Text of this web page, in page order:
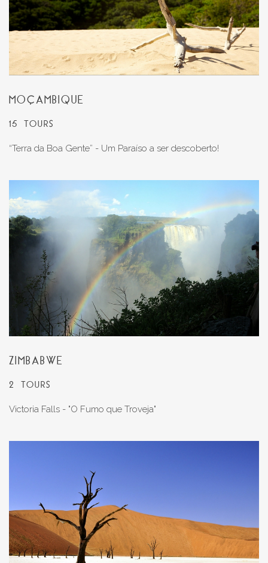
MOÇAMBIQUE
15 TOURS
“Terra da Boa Gente” - Um Paraíso a ser descoberto!
ZIMBABWE
2 TOURS
Victoria Falls - "O Fumo que Troveja"